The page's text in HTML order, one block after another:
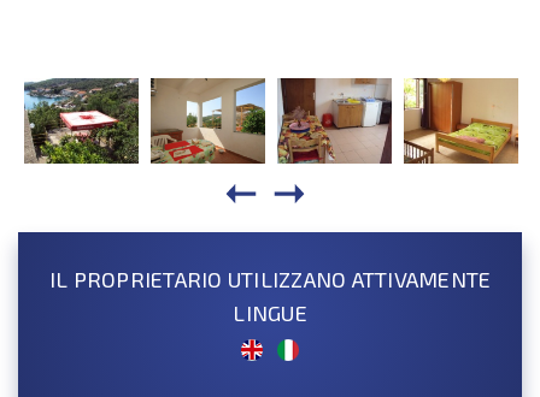
IL PROPRIETARIO UTILIZZANO ATTIVAMENTE
LINGUE